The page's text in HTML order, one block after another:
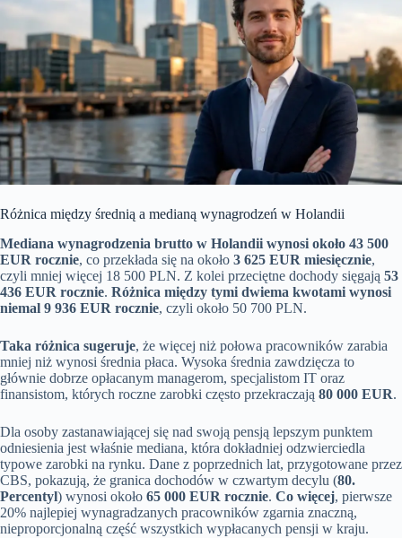
Różnica między średnią a medianą wynagrodzeń w Holandii
Mediana wynagrodzenia brutto w Holandii wynosi około 43 500
EUR rocznie, co przekłada się na około 3 625 EUR miesięcznie,
czyli mniej więcej 18 500 PLN. Z kolei przeciętne dochody sięgają 53
436 EUR rocznie. Różnica między tymi dwiema kwotami wynosi
niemal 9 936 EUR rocznie, czyli około 50 700 PLN.
Taka różnica sugeruje, że więcej niż połowa pracowników zarabia
mniej niż wynosi średnia płaca. Wysoka średnia zawdzięcza to
głównie dobrze opłacanym managerom, specjalistom IT oraz
finansistom, których roczne zarobki często przekraczają 80 000 EUR.
Dla osoby zastanawiającej się nad swoją pensją lepszym punktem
odniesienia jest właśnie mediana, która dokładniej odzwierciedla
typowe zarobki na rynku. Dane z poprzednich lat, przygotowane przez
CBS, pokazują, że granica dochodów w czwartym decylu (80.
Percentyl) wynosi około 65 000 EUR rocznie. Co więcej, pierwsze
20% najlepiej wynagradzanych pracowników zgarnia znaczną,
nieproporcjonalną część wszystkich wypłacanych pensji w kraju.